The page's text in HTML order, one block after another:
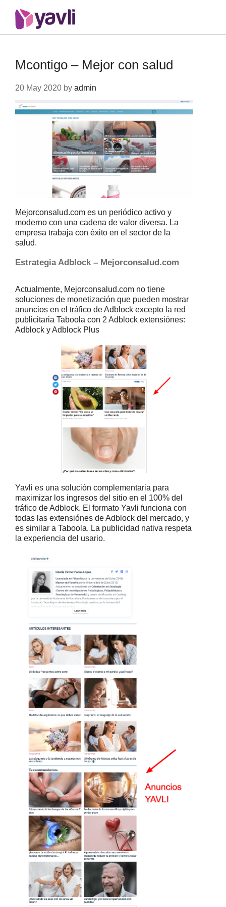
Mcontigo – Mejor con salud
20 May 2020 by admin
Mejorconsalud.com es un periódico activo y
moderno con una cadena de valor diversa. La
empresa trabaja con éxito en el sector de la
salud.
Estrategia Adblock – Mejorconsalud.com
Actualmente, Mejorconsalud.com no tiene
soluciones de monetización que pueden mostrar
anuncios en el tráfico de Adblock excepto la red
publicitaria Taboola con 2 Adblock extensiónes:
Adblock y Adblock Plus
Yavli es una solución complementaria para
maximizar los ingresos del sitio en el 100% del
tráfico de Adblock. El formato Yavli funciona con
todas las extensiónes de Adblock del mercado, y
es similar a Taboola. La publicidad nativa respeta
la experiencia del usario.